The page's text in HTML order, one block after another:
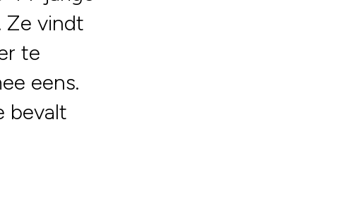
Ze vindt
te
eens.
bevalt